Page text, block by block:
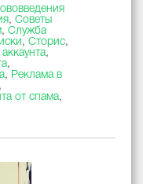
, Советы
, Служба
, Сторис,
,
,
, Реклама в
,
от спама,